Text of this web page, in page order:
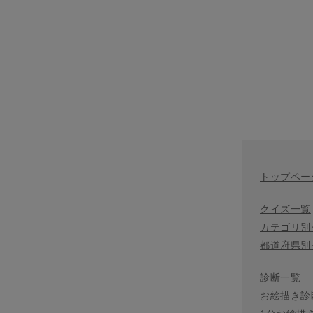
トップペー
クイズ一覧
カテゴリ
都道府県
診断一覧
お絵描き